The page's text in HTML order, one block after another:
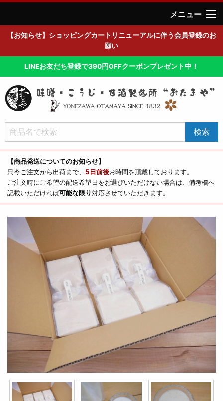
メニュー
【お知らせ】ショッピングカートリニューアルに伴う会員登録のお
願い
LINEお友だち登録で390円OFFクーポンプレゼント中！
【商品発送についてのお知らせ】
只今ご注文から出荷まで、 5日前後お時間を頂戴しております。
ご注文時にご希望の配送希望日をお選びいただけない場合は、備考欄へ
記載いただければ可能な限り対応させていただきます。